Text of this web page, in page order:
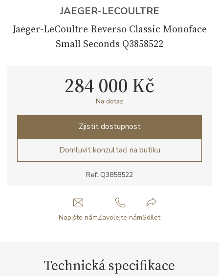
JAEGER-LECOULTRE
Jaeger-LeCoultre Reverso Classic Monoface
Small Seconds Q3858522
Ref: Q3858522
284 000 Kč
Na dotaz
Zjistit dostupnost
Domluvit konzultaci na butiku
Napište námZavolejte námSdílet
Technická specifikace